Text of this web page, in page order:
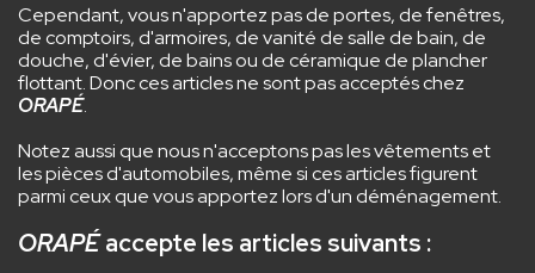
Cependant, vous n'apportez pas de portes, de fenêtres,
de comptoirs, d'armoires, de vanité de salle de bain, de
douche, d'évier, de bains ou de céramique de plancher
flottant. Donc ces articles ne sont pas acceptés chez
ORAPÉ.
Notez aussi que nous n'acceptons pas les vêtements et
les pièces d'automobiles, même si ces articles figurent
parmi ceux que vous apportez lors d'un déménagement.
ORAPÉaccepte les articles suivants :